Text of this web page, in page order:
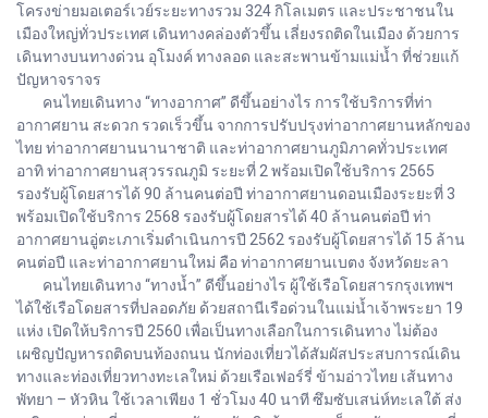
โครงข่ายมอเตอร์เวย์ระยะทางรวม 324 กิโลเมตร และประชาชนใน
เมืองใหญ่ทั่วประเทศ เดินทางคล่องตัวขึ้น เลี่ยงรถติดในเมือง ด้วยการ
เดินทางบนทางด่วน อุโมงค์ ทางลอด และสะพานข้ามแม่น้ำ ที่ช่วยแก้
ปัญหาจราจร
คนไทยเดินทาง “ทางอากาศ” ดีขึ้นอย่างไร การใช้บริการที่ท่า
อากาศยาน สะดวก รวดเร็วขึ้น จากการปรับปรุงท่าอากาศยานหลักของ
ไทย ท่าอากาศยานนานาชาติ และท่าอากาศยานภูมิภาคทั่วประเทศ
อาทิ ท่าอากาศยานสุวรรณภูมิ ระยะที่ 2 พร้อมเปิดใช้บริการ 2565
รองรับผู้โดยสารได้ 90 ล้านคนต่อปี ท่าอากาศยานดอนเมืองระยะที่ 3
พร้อมเปิดใช้บริการ 2568 รองรับผู้โดยสารได้ 40 ล้านคนต่อปี ท่า
อากาศยานอู่ตะเภาเริ่มดำเนินการปี 2562 รองรับผู้โดยสารได้ 15 ล้าน
คนต่อปี และท่าอากาศยานใหม่ คือ ท่าอากาศยานเบตง จังหวัดยะลา
คนไทยเดินทาง “ทางน้ำ” ดีขึ้นอย่างไร ผู้ใช้เรือโดยสารกรุงเทพฯ
ได้ใช้เรือโดยสารที่ปลอดภัย ด้วยสถานีเรือด่วนในแม่น้ำเจ้าพระยา 19
แห่ง เปิดให้บริการปี 2560 เพื่อเป็นทางเลือกในการเดินทาง ไม่ต้อง
เผชิญปัญหารถติดบนท้องถนน นักท่องเที่ยวได้สัมผัสประสบการณ์เดิน
ทางและท่องเที่ยวทางทะเลใหม่ ด้วยเรือเฟอร์รี่ ข้ามอ่าวไทย เส้นทาง
พัทยา – หัวหิน ใช้เวลาเพียง 1 ชั่วโมง 40 นาที ซึมซับเสน่ห์ทะเลใต้ ส่ง